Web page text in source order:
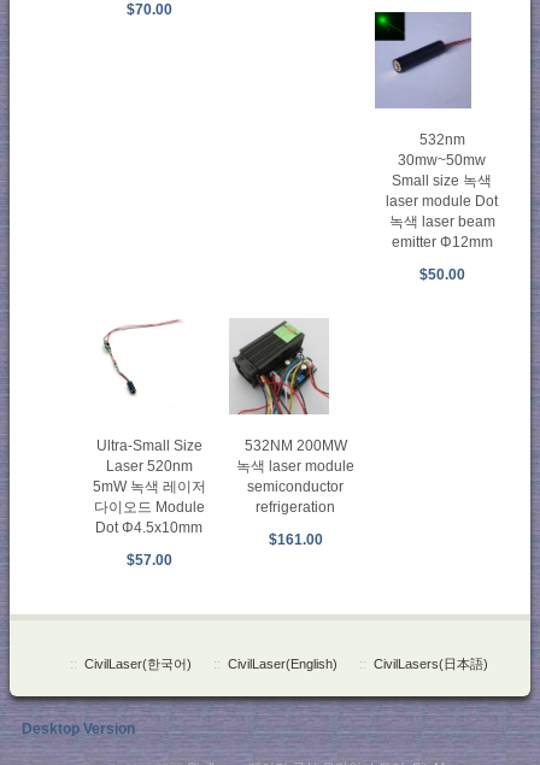
$70.00
532nm
30mw~50mw
Small size 녹색
laser module Dot
녹색 laser beam
emitter Φ12mm
$50.00
Ultra-Small Size
Laser 520nm
5mW 녹색 레이저
다이오드 Module
Dot Φ4.5x10mm
$57.00
532NM 200MW
녹색 laser module
semiconductor
refrigeration
$161.00
:: CivilLaser(한국어) :: CivilLaser(English) :: CivilLasers(日本語)
Desktop Version